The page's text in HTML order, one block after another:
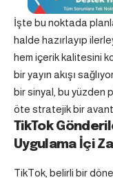
İşte bu noktada
halde hazırlayıp
hem içerik kalitesini
bir yayın akışı
bir sinyal, bu yüzden
öte stratejik bir
TikTok
Uygulama İçi
TikTok, belirli bir